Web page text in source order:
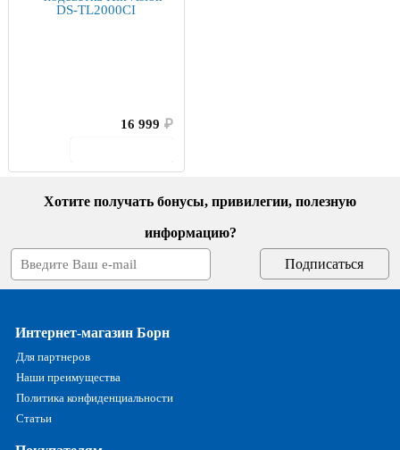
16 999 ₽
Хотите получать бонусы, привилегии, полезную
информацию?
Интернет-магазин Борн
Для партнеров
Наши преимущества
Политика конфиденциальности
Статьи